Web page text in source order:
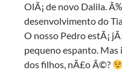
OlÃ¡ de novo Dalila.
desenvolvimento do
O nosso Pedro estÃ¡
pequeno espanto.
dos filhos, nÃ£o Ã©?